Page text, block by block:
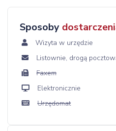
Sposoby
Wizyta w urzędzie
Listownie, drogą
Faxem
Elektronicznie
Urzędomat